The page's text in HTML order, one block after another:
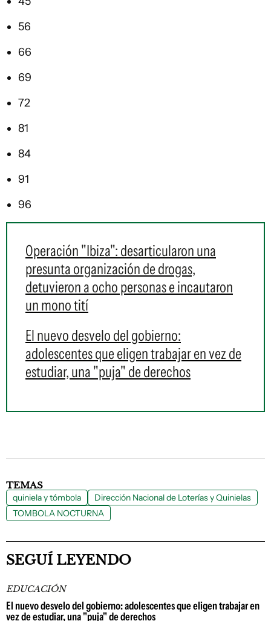
56
66
69
72
81
84
91
96
Operación "Ibiza": desarticularon una
presunta organización de drogas,
detuvieron a ocho personas e incautaron
un mono tití
El nuevo desvelo del gobierno:
adolescentes que eligen trabajar en vez de
estudiar, una "puja" de derechos
TEMAS
quiniela y tómbola
Dirección Nacional de Loterías y Quinielas
TOMBOLA NOCTURNA
SEGUÍ LEYENDO
EDUCACIÓN
El nuevo desvelo del gobierno: adolescentes que eligen trabajar en
vez de estudiar, una "puja" de derechos